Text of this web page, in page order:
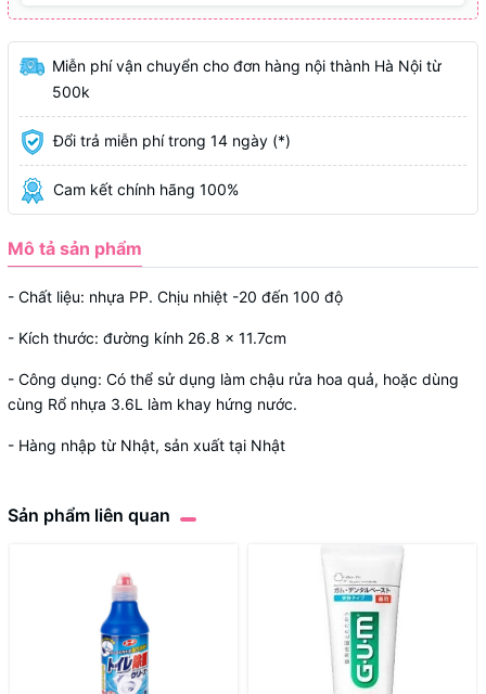
Miễn phí vận chuyển cho đơn hàng nội thành Hà Nội từ
500k
Đổi trả miễn phí trong 14 ngày (*)
Cam kết chính hãng 100%
Mô tả sản phẩm
- Chất liệu: nhựa PP. Chịu nhiệt -20 đến 100 độ
- Kích thước: đường kính 26.8 x 11.7cm
- Công dụng: Có thể sử dụng làm chậu rửa hoa quả, hoặc dùng
cùng Rổ nhựa 3.6L làm khay hứng nước.
- Hàng nhập từ Nhật, sản xuất tại Nhật
Sản phẩm liên quan